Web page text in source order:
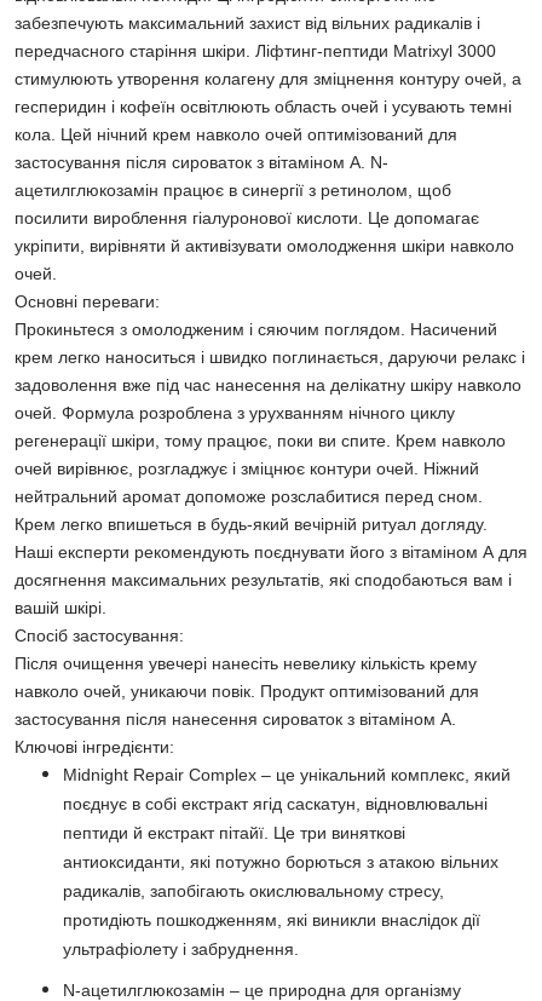
забезпечують максимальний захист від вільних радикалів і
передчасного старіння шкіри. Ліфтинг-пептиди Matrixyl 3000
стимулюють утворення колагену для зміцнення контуру очей, а
гесперидин і кофеїн освітлюють область очей і усувають темні
кола. Цей нічний крем навколо очей оптимізований для
застосування після сироваток з вітаміном А. N-
ацетилглюкозамін працює в синергії з ретинолом, щоб
посилити вироблення гіалуронової кислоти. Це допомагає
укріпити, вирівняти й активізувати омолодження шкіри навколо
очей.
Основні переваги:
Прокиньтеся з омолодженим і сяючим поглядом. Насичений
крем легко наноситься і швидко поглинається, даруючи релакс і
задоволення вже під час нанесення на делікатну шкіру навколо
очей. Формула розроблена з урухванням нічного циклу
регенерації шкіри, тому працює, поки ви спите. Крем навколо
очей вирівнює, розгладжує і зміцнює контури очей. Ніжний
нейтральний аромат допоможе розслабитися перед сном.
Крем легко впишеться в будь-який вечірній ритуал догляду.
Наші експерти рекомендують поєднувати його з вітаміном А для
досягнення максимальних результатів, які сподобаються вам і
вашій шкірі.
Спосіб застосування:
Після очищення увечері нанесіть невелику кількість крему
навколо очей, уникаючи повік. Продукт оптимізований для
застосування після нанесення сироваток з вітаміном А.
Ключові інгредієнти:
Midnight Repair Complex – це унікальний комплекс, який
поєднує в собі екстракт ягід саскатун, відновлювальні
пептиди й екстракт пітайї. Це три виняткові
антиоксиданти, які потужно борються з атакою вільних
радикалів, запобігають окислювальному стресу,
протидіють пошкодженням, які виникли внаслідок дії
ультрафіолету і забруднення.
N-ацетилглюкозамін – це природна для організму